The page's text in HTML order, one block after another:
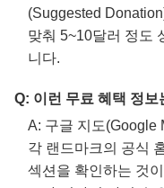
(Suggested
맞춰 5~10달러 정도
니다.
Q: 이런 무료 혜택 정
A: 구글 지도(Google
각 랜드마크의 공식
섹션을 확인하는 것